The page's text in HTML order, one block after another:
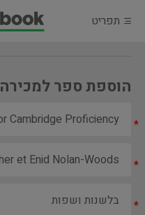
תפריט
הוספת ספר למכירה
*
*
*